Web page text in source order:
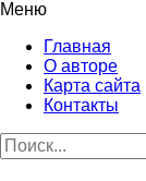
Меню
Главная
О авторе
Карта сайта
Контакты